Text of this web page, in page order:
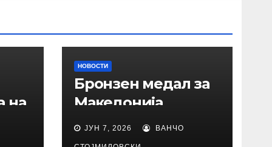
на
НОВОСТИ
Бронзен медал за
Македонија
ЈУН 7, 2026 ВАНЧО